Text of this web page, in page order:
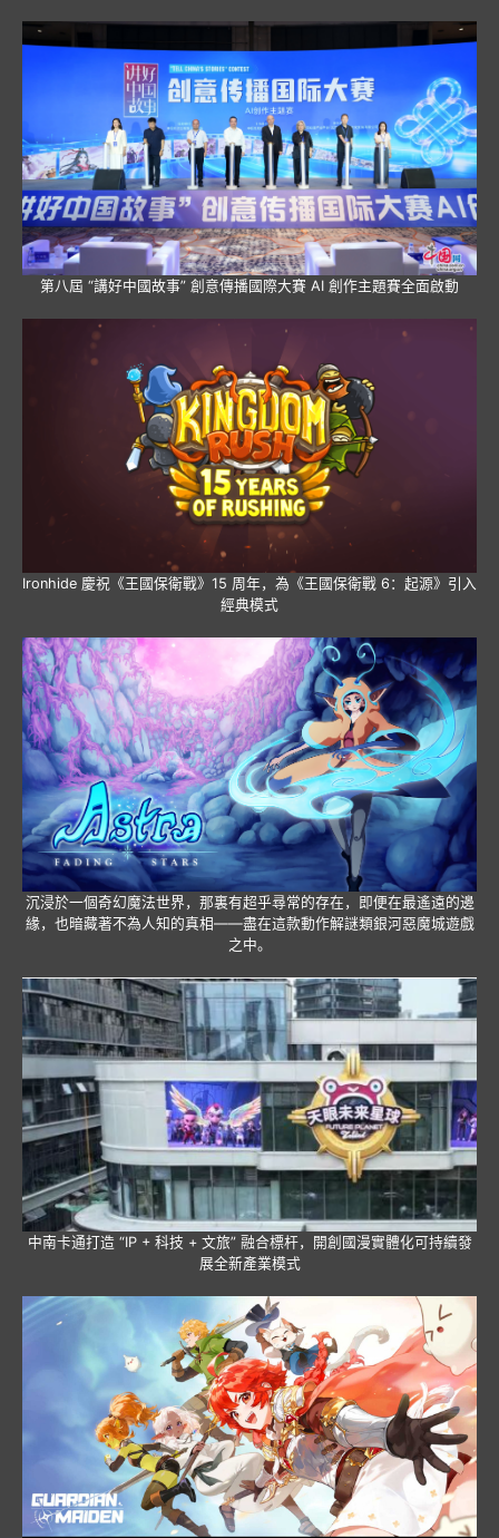
第八屆 “講好中國故事” 創意傳播國際大賽 AI 創作主題賽全面啟動
Ironhide 慶祝《王國保衛戰》15 周年，為《王國保衛戰 6：起源》引入
經典模式
沉浸於一個奇幻魔法世界，那裏有超乎尋常的存在，即便在最遙遠的邊
緣，也暗藏著不為人知的真相——盡在這款動作解謎類銀河惡魔城遊戲
之中。
中南卡通打造 “IP + 科技 + 文旅” 融合標杆，開創國漫實體化可持續發
展全新產業模式